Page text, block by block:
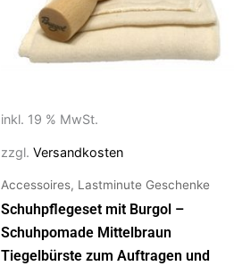
inkl. 19 % MwSt.
zzgl. Versandkosten
Accessoires, Lastminute Geschenke
Schuhpflegeset mit Burgol –
Schuhpomade Mittelbraun
Tiegelbürste zum Auftragen und